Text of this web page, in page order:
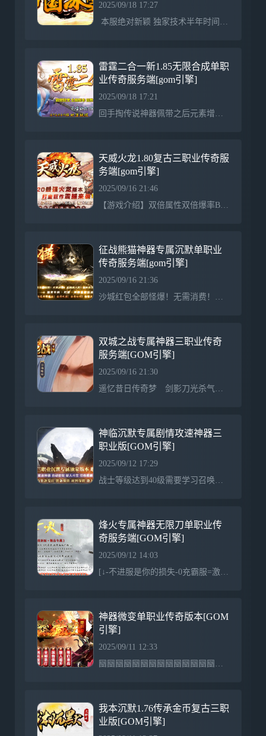
2025/09/18 17:27
本服绝对新颖 独家技术半年时间制作 团队运营 万元封挂 请游戏体验！原创正版，装备一切靠打！全球首发，装备保值，封杀一切外挂！！金币比例1:10 商行充值100元以上多送百分之10拿沙奖励RMB：2888-5888元不等！ 奖励绝对真实，不存在领取限制等手段！20元顶赞，绝无任何坑爹隐藏消费，无土豪充值地图，货币自由买卖！
雷霆二合一新1.85无限合成单职
业传奇服务端[gom引擎]
2025/09/18 17:21
回手掏传说神器佩带之后元素增！合成需求雷霆盾牌-加血宝石-雷霆斗笠-58888雷霆雷霆无限二合一版本！不要把密码设置成和账号密码一样,以免带来不必要的损失神力指环传说神器佩带之后攻增！碎片合成神力指合成需求神力碎片*1888强化的是部位,不是装备,更换装备自动添加属性.身上的剑甲和首饰都可进行加星.每次成功+100点攻！选择武器部 选择衣服部位 选择头盔部位 选择项链部位 选择左手部位 选择右手部位 选择腰带部位 选择靴子部位装备加星详细属性到此查看！装备加星属性加成：^-全身100星 触发 打
天威火龙1.80复古三职业传奇服
务端[gom引擎]
2025/09/16 21:46
【游戏介绍】双倍属性双倍爆率BOSS爆极品魔龙教主爆一切【游戏介绍】重金推广只为人气散人称王拒绝套路无待遇 无比例 长期公平公正稳定开放 纯散人 【游戏介绍】元宝比例：1：1000，单次100元RMB以上多充多送 ！【游戏介绍】第3天合区后拿沙,首次攻城奖励30W元宝+沙城捐献（保底1888无上限）老区10万+红包！！
征战熊猫神器专属沉默单职业
传奇服务端[gom引擎]
2025/09/16 21:36
沙城红包全部怪爆！无需消费！无需满人数！0冲拿沙！沙奖8888，独家专属沉默，神器全新玩法！特色财源滚滚！全屏吸怪！全屏切割！打怪爽翻天！
双城之战专属神器三职业传奇
服务端[GOM引擎]
2025/09/16 21:30
遥忆昔日传奇梦 剑影刀光杀气浓 兄弟情深悲欢共 夫妻恩爱生死同杀猫逐鹿出新村 斩妖除魔入盟重 近观绿涛汇碧海 远眺青山有苍松也曾毒蛇遭蛇吻 也曾矿工做苦工 也曾惊喜暴神兵 也曾郁闷砍蛆虫熬到三五学终技 从此天下我英雄 初次攻城显身手 沙城遍地是蛟龙道法施威电符猛 战士逞强火腾空 龙纹骨玉加裁决 对酒当歌铲皇宫三更战罢有余悸 旷野处处闻哀鸿 为报友仇下祖玛 为雪妻恨清蜈蚣哪有英雄怕诅咒 何来好汉惧名红 终日征战沙场上 怕死莫来传奇中
神临沉默专属剧情攻速神器三
职业版[GOM引擎]
2025/09/12 17:29
战士等级达到40级需要学习召唤武兽招出武兽，45级可以带1个武兽！！48级一只武兽神,48级送召唤武兽技能书，51级召唤一只武兽仙53级变异武兽55级变异武兽神欢迎来到由我公司独家制作的神临沉默，加群送礼包助新人发展。散人玩家建议玩道士，次选法师，不建议玩战士，战士需要朋友支援或中后期才牛逼。50级前送新手宝宝协助发展。开区领取在线泡点，选择初级地图，每个地图均有32000BOSS，运气好可一个BOSS致富。组队玩家可以选择中级地图。会员地图BOSS超多，爆率高，但需要50级哦，是必争地图。新手前期青蛙洞比
烽火专属神器无限刀单职业传
奇服务端[GOM引擎]
2025/09/12 14:03
[↓-不进服是你的损失-0充霸服=激情由此开始-↓]简单粗暴耐玩封G不伤脑攻速快吸血猛所有装备全靠打自动捡物，自动回收，自动挂机，穿戴提示，全部免费，轻松玩服，不累人无激情不传奇别人收费我白送别人免费我倒贴你可以充值但没有必要!永久回收充值装备满地爆花一分钱算我输无充值地图!中期地图刷新终极BOSS!新手也能打BOSS!散人牛逼横扫一切!Boss爆一切!终极全靠打!终极爆率高!人人终极装PK!略微花点时间0充全部毕业! !BosS爆一切!终极全靠打!终极爆率高!人人终极装PK!略微花点时间0.充全部毕业!
神器微变单职业传奇版本[GOM
引擎]
2025/09/11 12:33
圝圝圝圝圝圝圝圝圝圝圝圝圝圝圝圝 ╔┯╗╔┯╗╔┯╗╔┯╗ 圝圝 ┠经┨┠典┨┠再┨┠现┨ 圝圝 ╚┷╝╚┷╝╚┷╝╚┷╝ 圝圝—————————————圝圝 神器微变单职业 圝圝─────────────圝圝╔───────────╗圝圝│打造2018年最好玩的传奇│圝圝╚───────────╝圝圝─────────────圝圝★★ 长 期 稳 定 ★★圝圝★★ 复 古 耐 玩 ★★圝圝===================
我本沉默1.76传承金币复古三职
业版[GOM引擎]